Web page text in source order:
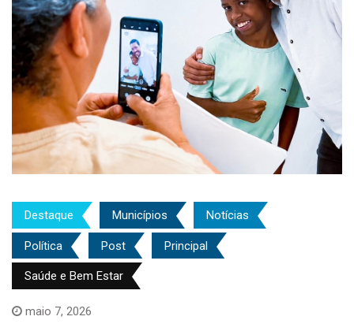
Destaque Municípios Notícias
Política Post Principal
Saúde e Bem Estar
maio 7, 2026